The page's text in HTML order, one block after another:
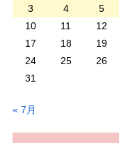
3
4 5
10
11 12
17
18 19
24
25 26
31
« 7月